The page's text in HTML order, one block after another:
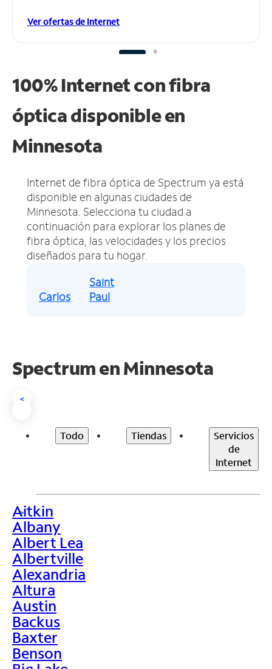
Ver ofertas de Internet
100% Internet con fibra
óptica disponible en
Minnesota
Internet de fibra óptica de Spectrum ya está
disponible en algunas ciudades de
Minnesota. Selecciona tu ciudad a
continuación para explorar los planes de
fibra óptica, las velocidades y los precios
diseñados para tu hogar.
Carlos
Saint
Paul
Spectrum enMinnesota
<
Todo Tiendas
Servicios
de
Internet
>
Aitkin
Albany
Albert Lea
Albertville
Alexandria
Altura
Austin
Backus
Baxter
Benson